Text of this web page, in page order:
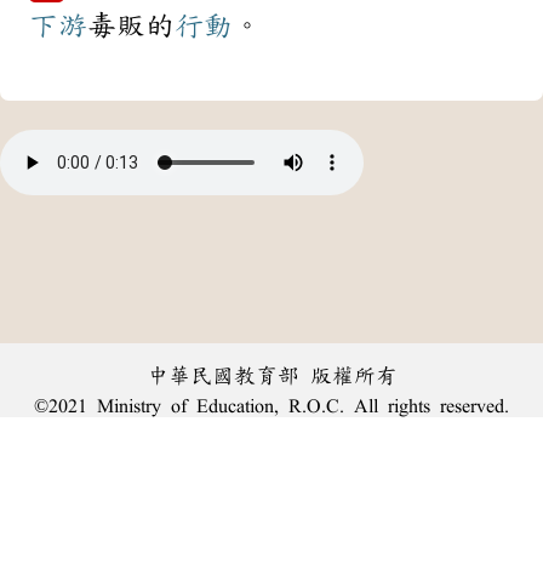
下游毒販的行動 。
中華民國教育部 版權所有
©2021 Ministry of Education, R.O.C. All rights reserved.